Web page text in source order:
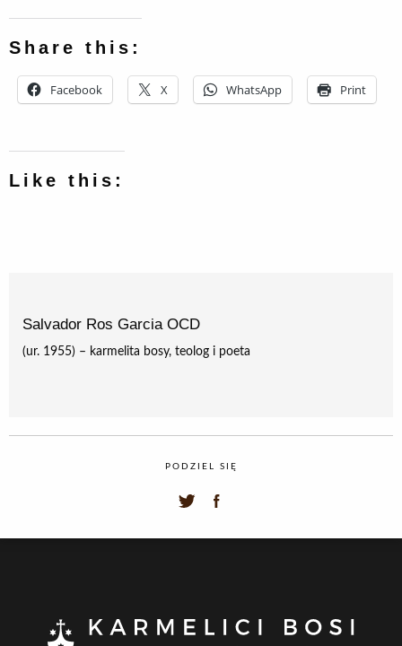
Share this:
Facebook X WhatsApp Print
Like this:
Salvador Ros Garcia OCD
(ur. 1955) – karmelita bosy, teolog i poeta
PODZIEL SIĘ